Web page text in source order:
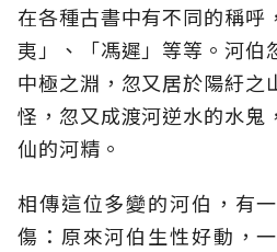
在各種古書中有不同的稱呼
夷」、「馮遲」等等。河伯
中極之淵，忽又居於陽紆之
怪，忽又成渡河逆水的水鬼
仙的河精。
相傳這位多變的河伯，有
傷：原來河伯生性好動，